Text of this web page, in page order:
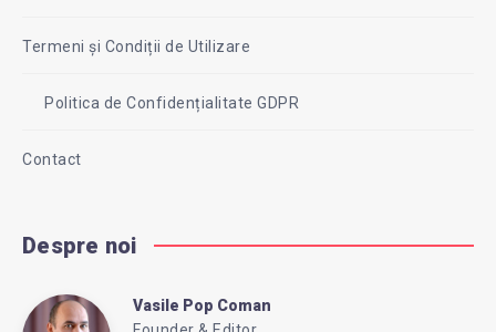
Termeni și Condiții de Utilizare
Politica de Confidențialitate GDPR
Contact
Despre noi
Vasile Pop Coman